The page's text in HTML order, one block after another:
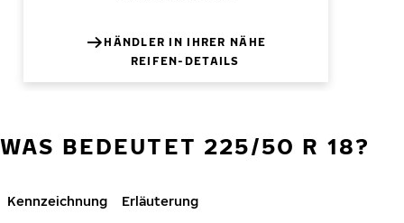
HÄNDLER IN IHRER NÄHE
REIFEN-DETAILS
WAS BEDEUTET 225/50 R 18?
Kennzeichnung Erläuterung